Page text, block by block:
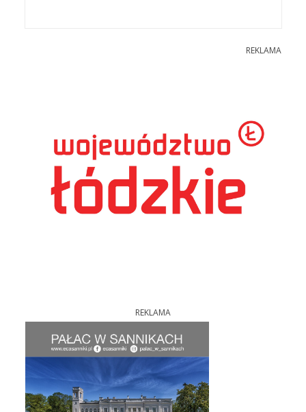
REKLAMA
REKLAMA